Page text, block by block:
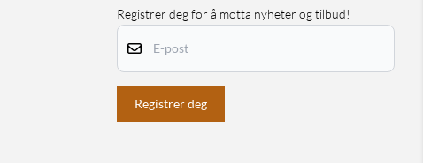
Registrer deg for å motta nyheter og tilbud!
E-post
Registrer deg